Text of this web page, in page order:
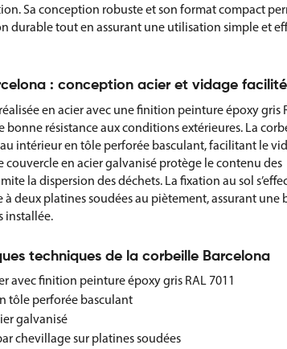
Sa conception robuste et son format compact
durable tout en assurant une utilisation simple et
: conception acier et vidage facilité
en acier avec une finition peinture époxy gris
bonne résistance aux conditions extérieures. La
intérieur en tôle perforée basculant, facilitant le
couvercle en acier galvanisé protège le contenu des
la dispersion des déchets. La fixation au sol
à deux platines soudées au piètement, assurant une
installée.
techniques de la corbeille Barcelona
avec finition peinture époxy gris RAL 7011
tôle perforée basculant
galvanisé
chevillage sur platines soudées